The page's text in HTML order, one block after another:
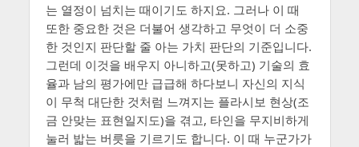
는 열정이 넘치는 때이기도 하지요. 그러나 이 때
또한 중요한 것은 더불어 생각하고 무엇이 더 소중
한 것인지 판단할 줄 아는 가치 판단의 기준입니다.
그런데 이것을 배우지 아니하고(못하고) 기술의 효
율과 남의 평가에만 급급해 하다보니 자신의 지식
이 무척 대단한 것처럼 느껴지는 플라시보 현상(조
금 안맞는 표현일지도)을 겪고, 타인을 무지비하게
눌러 밟는 버릇을 기르기도 합니다. 이 때 누군가가